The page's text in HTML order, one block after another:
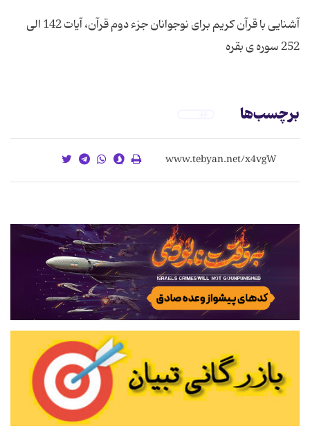
آشنایی با قرآن کریم برای نوجوانان جزء دوم قرآن، آیات 142 الی
252 سوره ی بقره
برچسب‌ها